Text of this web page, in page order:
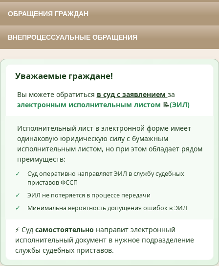
ОБРАЩЕНИЯ ГРАЖДАН
ВНЕПРОЦЕССУАЛЬНЫЕ ОБРАЩЕНИЯ
Уважаемые граждане!
Вы можете обратиться в суд с заявлением за
электронным исполнительным листом 📝(ЭИЛ)
Исполнительный лист в электронной форме имеет
одинаковую юридическую силу с бумажным
исполнительным листом, но при этом обладает рядом
преимуществ:
✓
Суд оперативно направляет ЭИЛ в службу судебных
приставов ФССП
✓
ЭИЛ не потеряется в процессе передачи
✓
Минимальна вероятность допущения ошибок в ЭИЛ
⚡ Суд самостоятельно направит электронный
исполнительный документ в нужное подразделение
службы судебных приставов.